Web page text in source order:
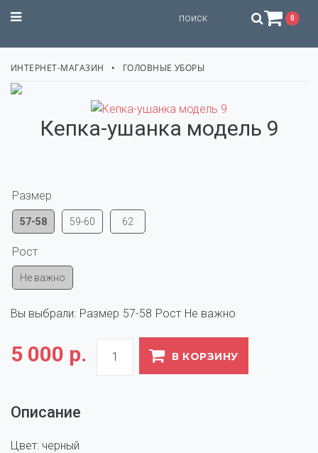
STILISSIMO 0
ИНТЕРНЕТ-МАГАЗИН ГОЛОВНЫЕ УБОРЫ
Кепка-ушанка модель 9
Размер
57-58 59-60 62
Рост
Не важно
Вы выбрали: Размер 57-58 Рост Не важно
5 000 р. В КОРЗИНУ
Описание
Цвет: черный